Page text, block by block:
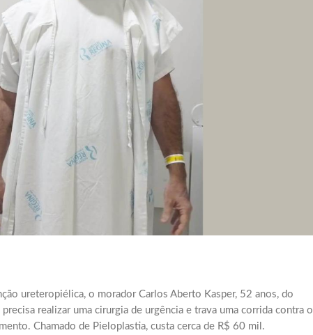
ureteropiélica, o morador Carlos Aberto Kasper, 52 anos, do
realizar uma cirurgia de urgência e trava uma corrida contra o
Chamado de Pieloplastia, custa cerca de R$ 60 mil.